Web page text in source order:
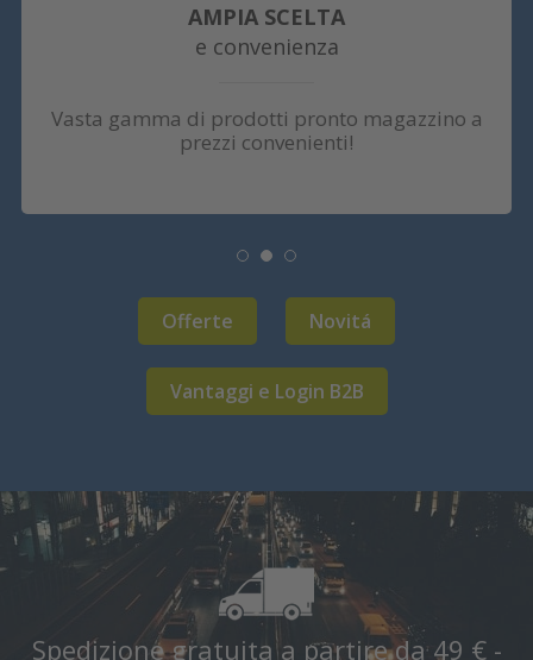
AMPIA SCELTA
e convenienza
Vasta gamma di prodotti pronto magazzino a
prezzi convenienti!
Offerte Novitá
Vantaggi e Login B2B
Spedizione gratuita a partire da 49 € -